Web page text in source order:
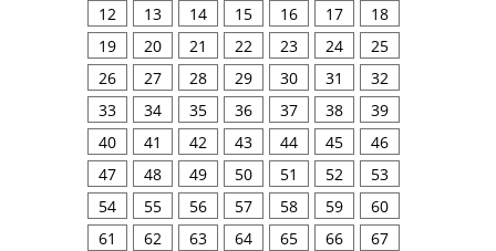
12
13 14 15 16 17
18
19
20 21 22 23 24
25
26
27 28 29 30 31
32
33
34 35 36 37 38
39
40
41 42 43 44 45
46
47
48 49 50 51 52
53
54
55 56 57 58 59
60
61
62 63 64 65 66
67